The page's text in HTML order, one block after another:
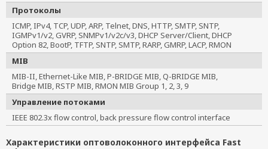
Протоколы
ICMP, IPv4, TCP, UDP, ARP, Telnet, DNS, HTTP, SMTP, SNTP,
IGMPv1/v2, GVRP, SNMPv1/v2c/v3, DHCP Server/Client, DHCP
Option 82, BootP, TFTP, SNTP, SMTP, RARP, GMRP, LACP, RMON
MIB
MIB-II, Ethernet-Like MIB, P-BRIDGE MIB, Q-BRIDGE MIB,
Bridge MIB, RSTP MIB, RMON MIB Group 1, 2, 3, 9
Управление потоками
IEEE 802.3x flow control, back pressure flow control interface
Характеристики оптоволоконного интерфейса Fast